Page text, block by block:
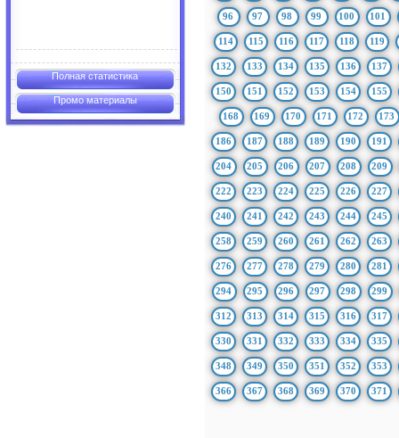
Полная статистика
Промо материалы
96 97 98 99 100 101
114 115 116 117 118 119
132 133 134 135 136 137
150 151 152 153 154 155
168 169 170 171 172 173
186 187 188 189 190 191
204 205 206 207 208 209
222 223 224 225 226 227
240 241 242 243 244 245
258 259 260 261 262 263
276 277 278 279 280 281
294 295 296 297 298 299
312 313 314 315 316 317
330 331 332 333 334 335
348 349 350 351 352 353
366 367 368 369 370 371